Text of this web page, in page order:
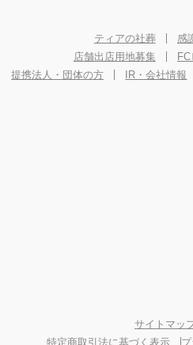
ティアの社葬
感
店舗出店用地募集
提携法人・団体の方
IR・会社情報
サイトマッ
特定商取引法に基づく表示